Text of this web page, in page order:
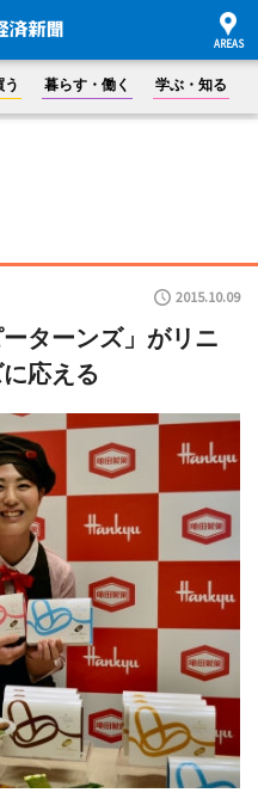
う 暮らす・働く 学ぶ・知る
2015.10.09
ターンズ」がリニ
応える